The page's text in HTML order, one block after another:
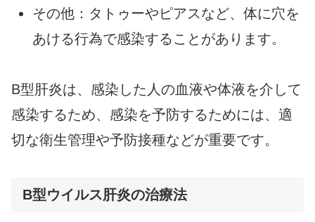
その他：タトゥーやピアスなど、体に穴を
あける行為で感染することがあります。
B型肝炎は、感染した人の血液や体液を介して
感染するため、感染を予防するためには、適
切な衛生管理や予防接種などが重要です。
B型ウイルス肝炎の治療法